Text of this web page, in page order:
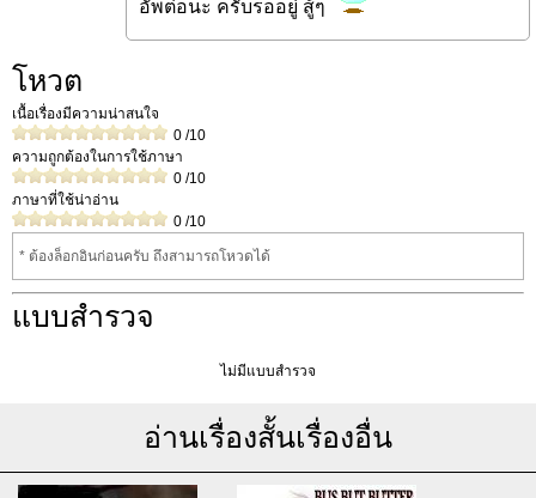
อัพต่อนะ ครับรออยู่ สู้ๆ
โหวต
เนื้อเรื่องมีความน่าสนใจ
0 /10
ความถูกต้องในการใช้ภาษา
0 /10
ภาษาที่ใช้น่าอ่าน
0 /10
* ต้องล็อกอินก่อนครับ ถึงสามารถโหวดได้
แบบสำรวจ
ไม่มีแบบสำรวจ
อ่านเรื่องสั้นเรื่องอื่น